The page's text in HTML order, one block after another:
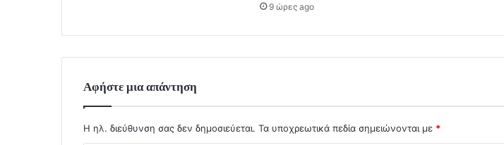
9 ώρες ago
Αφήστε μια απάντηση
Η ηλ. διεύθυνση σας δεν δημοσιεύεται. Τα υποχρεωτικά πεδία σημειώνονται με *